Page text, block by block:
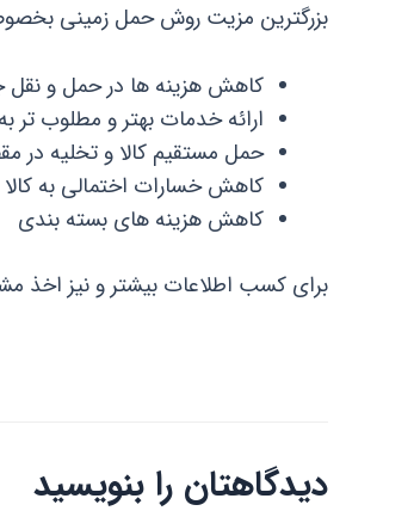
بزرگترین مزیت روش حمل زمینی
کاهش هزینه ها در حمل و نقل
ارائه خدمات بهتر و مطلوب تر
حمل مستقیم کالا و تخلیه در
کاهش خسارات اختمالی به کالا
کاهش هزینه های بسته بندی
برای کسب اطلاعات بیشتر و نیز اخذ
دیدگاهتان را بنویسید